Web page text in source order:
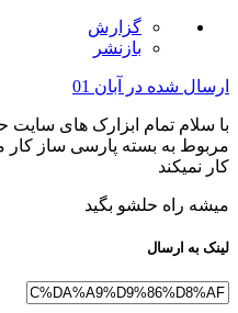
گزارش
بازنشر
ارسال شده در آبان 01
با سلام تمام ابزارک های
مربوط به بسته پارسی ساز کار
کار نمیکند
میشه راه حلشو بگید
لینک به ارسال